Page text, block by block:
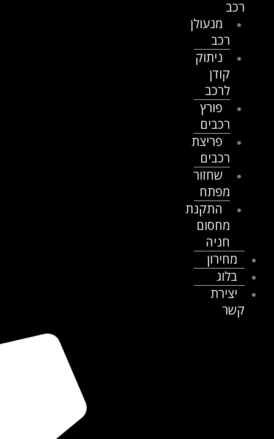
מנעולן
ניתוק
לרכב
פורץ
רכבים
פריצת
רכבים
שחזור
מפתח
התקנת
מחסום
חניה
מחירון
בלוג
יצירת
קשר